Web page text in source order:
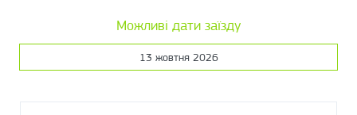
Можливі дати заїзду
13 жовтня 2026